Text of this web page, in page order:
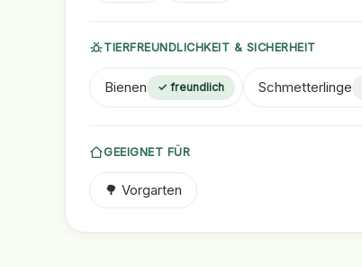
TIERFREUNDLICHKEIT & SICHERHEIT
Bienen ✓ freundlich Schmetterlinge
GEEIGNET FÜR
🌳 Vorgarten